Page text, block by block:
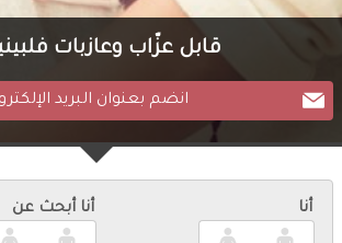
قابل عزّاب وعازبات
انضم بعنوان البريد
أنا أنا أبحث عن